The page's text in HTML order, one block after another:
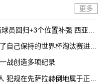
更多
员回归+3个位置补强 西亚队
自己保持的世界杯淘汰赛进球
战创造多项纪录
犯规在先萨拉赫倒地属于正常